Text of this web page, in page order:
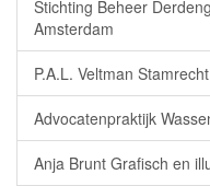
Stichting Beheer
Amsterdam
P.A.L. Veltman
Advocatenpraktijk
Anja Brunt Grafisch en